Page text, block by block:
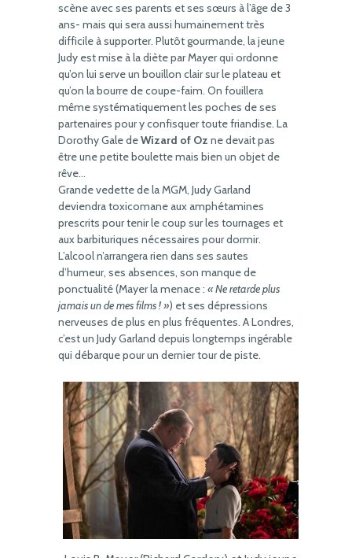
scène avec ses parents et ses sœurs à l’âge de 3
ans- mais qui sera aussi humainement très
difficile à supporter. Plutôt gourmande, la jeune
Judy est mise à la diète par Mayer qui ordonne
qu’on lui serve un bouillon clair sur le plateau et
qu’on la bourre de coupe-faim. On fouillera
même systématiquement les poches de ses
partenaires pour y confisquer toute friandise. La
Dorothy Gale deWizard of Oz ne devait pas
être une petite boulette mais bien un objet de
rêve…
Grande vedette de la MGM, Judy Garland
deviendra toxicomane aux amphétamines
prescrits pour tenir le coup sur les tournages et
aux barbituriques nécessaires pour dormir.
L’alcool n’arrangera rien dans ses sautes
d’humeur, ses absences, son manque de
ponctualité (Mayer la menace : « Ne retarde plus
jamais un de mes films ! ») et ses dépressions
nerveuses de plus en plus fréquentes. A Londres,
c’est un Judy Garland depuis longtemps ingérable
qui débarque pour un dernier tour de piste.